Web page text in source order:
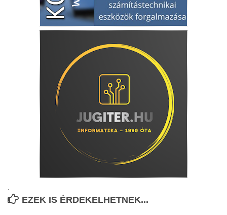
.
EZEK IS ÉRDEKELHETNEK...